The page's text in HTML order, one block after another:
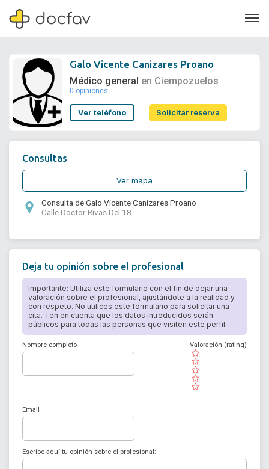
Soporte
Galo Vicente Canizares Proano
Médico general en Ciempozuelos
0 opiniones
Ver teléfono Solicitar reserva
Consultas
Ver mapa
Consulta de Galo Vicente Canizares Proano
Calle Doctor Rivas Del 18
Deja tu opinión sobre el profesional
Importante: Utiliza este formulario con el fin de dejar una
valoración sobre el profesional, ajustándote a la realidad y
con respeto. No utilices este formulario para solicitar una
cita. Ten en cuenta que los datos introducidos serán
públicos para todas las personas que visiten este perfil.
Nombre completo
( )
( )
( )
( )
( )
Valoración (rating)
Email
Escribe aquí tu opinión sobre el profesional: